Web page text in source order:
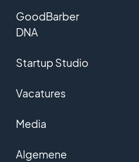
GoodBarber
DNA
Startup Studio
Vacatures
Media
Algemene